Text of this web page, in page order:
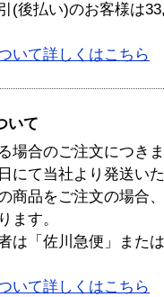
(後払い)のお客様は
いて詳しくはこちら
いて
場合のご注文につき
にて当社より発送い
商品をご注文の場合
ます。
は「佐川急便」また
いて詳しくはこちら